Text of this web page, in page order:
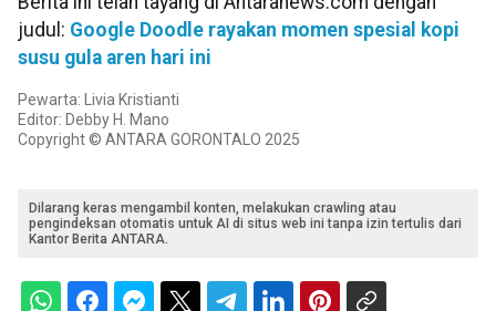
judul: Google Doodle rayakan momen spesial kopi
susu gula aren hari ini
Pewarta: Livia Kristianti
Editor: Debby H. Mano
Copyright © ANTARA GORONTALO 2025
Dilarang keras mengambil konten, melakukan crawling atau
pengindeksan otomatis untuk AI di situs web ini tanpa izin tertulis dari
Kantor Berita ANTARA.